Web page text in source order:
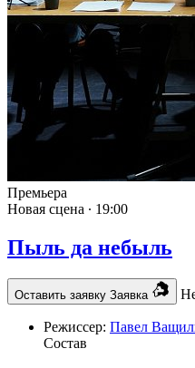
Премьера
Новая сцена ∙ 19:00
Пыль да небыль
Оставить заявку Заявка
Режиссер: Павел
Состав